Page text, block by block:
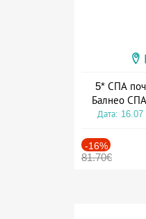
5* СПА
Балнео
Дата:
-16%
81.70€